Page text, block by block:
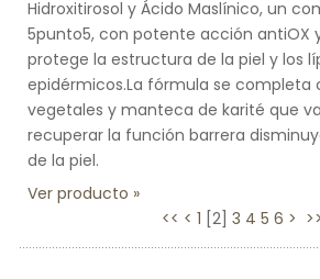
Hidroxitirosol y Ácido Maslínico, un
5punto5, con potente acción antiOX
protege la estructura de la piel y los
epidérmicos.La fórmula se completa
vegetales y manteca de karité que
recuperar la función barrera
de la piel.
Ver producto
<< < 1 2] 3 4 5 6 > >>